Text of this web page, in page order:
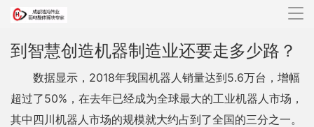
导
到智慧创造机器制造业还要走多少路？
数据显示，2018年我国机器人销量达到5.6万台，增幅
超过了50%，在去年已经成为全球最大的工业机器人市场，
其中四川机器人市场的规模就大约占到了全国的三分之一。